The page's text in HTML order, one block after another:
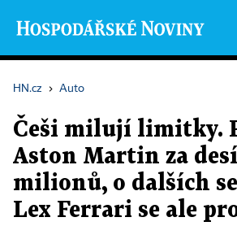
HN.cz › Auto
Češi milují limitky.
Aston Martin za
milionů, o dalších
Lex Ferrari se ale